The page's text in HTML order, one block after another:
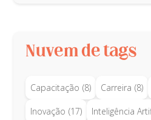
Nuvem de tags
Capacitação (8) Carreira (8)
Inovação (17) Inteligência